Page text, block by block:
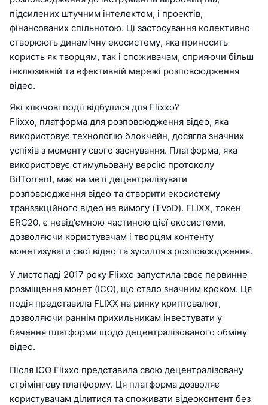
підсилених штучним інтелектом, і проектів,
фінансованих спільнотою. Ці застосування колективно
створюють динамічну екосистему, яка приносить
користь як творцям, так і споживачам, сприяючи більш
інклюзивній та ефективній мережі розповсюдження
відео.
Які ключові події відбулися для Flixxo?
Flixxo, платформа для розповсюдження відео, яка
використовує технологію блокчейн, досягла значних
успіхів з моменту свого заснування. Платформа, яка
використовує стимульовану версію протоколу
BitTorrent, має на меті децентралізувати
розповсюдження відео та створити екосистему
транзакційного відео на вимогу (TVoD). FLIXX, токен
ERC20, є невід'ємною частиною цієї екосистеми,
дозволяючи користувачам і творцям контенту
монетизувати свої відео та зусилля з розповсюдження.
У листопаді 2017 року Flixxo запустила своє первинне
розміщення монет (ICO), що стало значним кроком. Ця
подія представила FLIXX на ринку криптовалют,
дозволяючи раннім прихильникам інвестувати у
бачення платформи щодо децентралізованого обміну
відео.
Після ICO Flixxo представила свою децентралізовану
стрімінгову платформу. Ця платформа дозволяє
користувачам ділитися та споживати відеоконтент без